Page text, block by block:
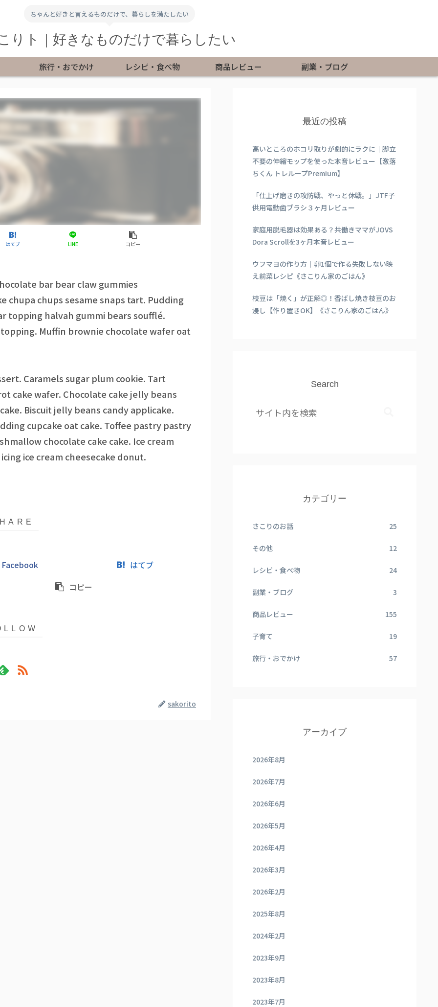
ちゃんと好きと言えるものだけで、暮らしを満たしたい
りト｜好きなものだけで暮らしたい
旅行・おでかけ レシピ・食べ物 商品レビュー 副業・ブログ
はてブ LINE コピー
bar bear claw gummies
chupa chups sesame snaps tart. Pudding
topping halvah gummi bears soufflé.
Muffin brownie chocolate wafer oat
Caramels sugar plum cookie. Tart
cake wafer. Chocolate cake jelly beans
Biscuit jelly beans candy applicake.
cupcake oat cake. Toffee pastry pastry
chocolate cake cake. Ice cream
ice cream cheesecake donut.
Facebook
はてブ
コピー
sakorito
最近の投稿
高いところのホコリ取りが劇的にラクに｜脚立
不要の伸縮モップを使った本音レビュー【激落
ちくん トレループPremium】
「仕上げ磨きの攻防戦、やっと休戦。」JTF子
供用電動歯ブラシ３ヶ月レビュー
家庭用脱毛器は効果ある？共働きママがJOVS
Dora Scrollを3ヶ月本音レビュー
ウフマヨの作り方｜卵1個で作る失敗しない映
え前菜レシピ《さこりん家のごはん》
枝豆は「焼く」が正解◎！香ばし焼き枝豆のお
浸し【作り置きOK】《さこりん家のごはん》
Search
カテゴリー
さこりのお話 25
その他 12
レシピ・食べ物 24
副業・ブログ 3
商品レビュー 155
子育て 19
旅行・おでかけ 57
アーカイブ
2026年8月
2026年7月
2026年6月
2026年5月
2026年4月
2026年3月
2026年2月
2025年8月
2024年2月
2023年9月
2023年8月
2023年7月